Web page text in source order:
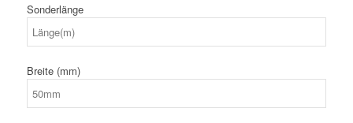
Sonderlänge
Breite (mm)